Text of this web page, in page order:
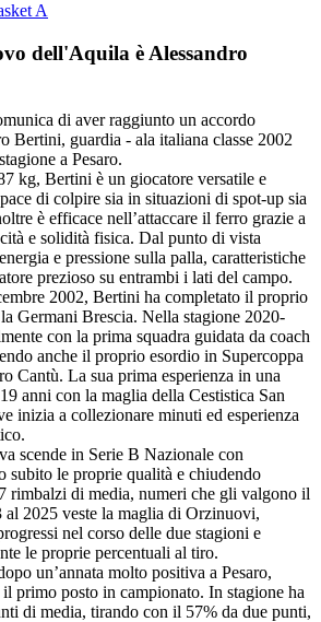
A
dell'Aquila è Alessandro
di aver raggiunto un accordo
Bertini, guardia - ala italiana classe 2002
a Pesaro.
kg, Bertini è un giocatore versatile e
di colpire sia in situazioni di spot-up sia
è efficace nell’attaccare il ferro grazie a
e solidità fisica. Dal punto di vista
e pressione sulla palla, caratteristiche
prezioso su entrambi i lati del campo.
2002, Bertini ha completato il proprio
Germani Brescia. Nella stagione 2020-
con la prima squadra guidata da coach
anche il proprio esordio in Supercoppa
Cantù. La sua prima esperienza in una
anni con la maglia della Cestistica San
inizia a collezionare minuti ed esperienza
scende in Serie B Nazionale con
subito le proprie qualità e chiudendo
rimbalzi di media, numeri che gli valgono il
2025 veste la maglia di Orzinuovi,
nel corso delle due stagioni e
le proprie percentuali al tiro.
un’annata molto positiva a Pesaro,
primo posto in campionato. In stagione ha
di media, tirando con il 57% da due punti,